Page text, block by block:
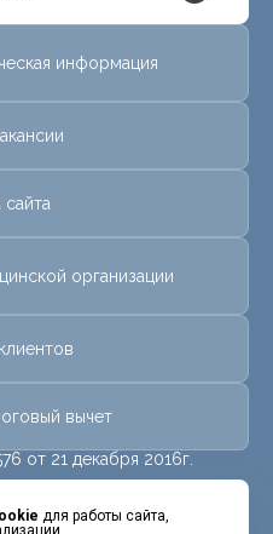
для работы сайта,
информация
сайта
организации
вычет
от 21 декабря 2016г.
от 31 октября 2022г.